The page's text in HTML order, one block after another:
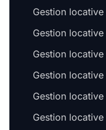
Gestion
Gestion
Gestion locative
Gestion
Gestion
Gestion